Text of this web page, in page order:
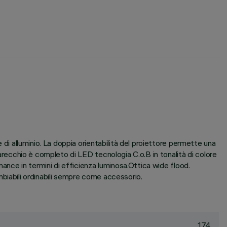
alluminio. La doppia orientabilità del proiettore permette una
è completo di LED tecnologia C.o.B in tonalità di colore
in termini di efficienza luminosa.Ottica wide flood.
ordinabili sempre come accessorio.
174